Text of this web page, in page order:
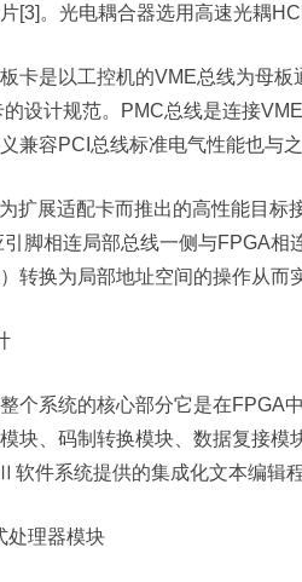
[3]。光电耦合器选用高速光耦
是以工控机的VME总线为母板
设计规范。PMC总线是连接
兼容PCI总线标准电气性能也与之
展适配卡而推出的高性能目标
脚相连局部总线一侧与FPGA
转换为局部地址空间的操作从而
系统的核心部分它是在FPGA
块、码制转换模块、数据复接
件系统提供的集成化文本编辑
理器模块